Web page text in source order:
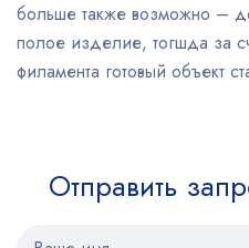
больше также возможно –
полое изделие, тогшда за
филамента готовый объект
Отправить